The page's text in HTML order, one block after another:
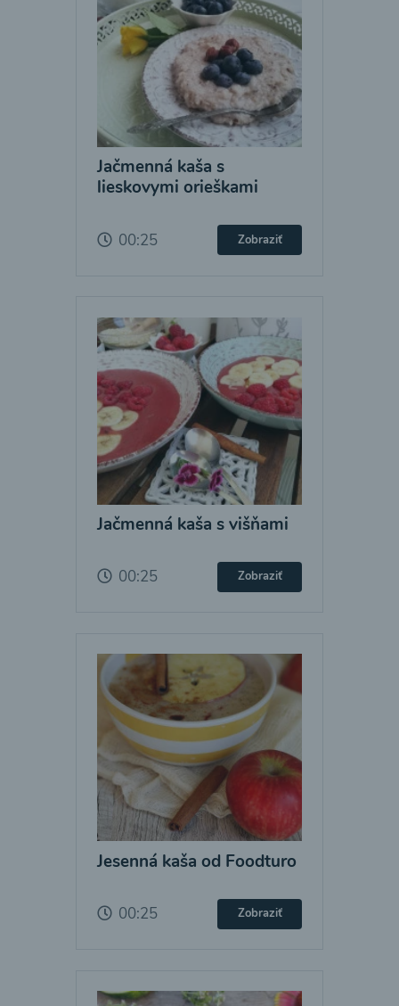
Jačmenná kaša s
lieskovymi orieškami
00:25 Zobraziť
Jačmenná kaša s višňami
00:25 Zobraziť
Jesenná kaša od Foodturo
00:25 Zobraziť